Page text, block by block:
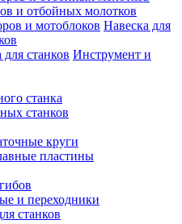
и отбойных молотков
Навеска для
Инструмент и
станка
станков
круги
пластины
и переходники
станков